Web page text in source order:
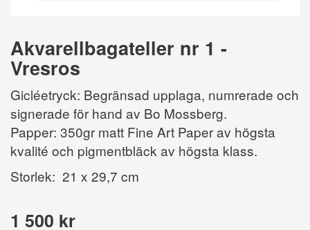
Akvarellbagateller nr 1 -
Vresros
Gicléetryck: Begränsad upplaga, numrerade och
signerade för hand av Bo Mossberg.
Papper: 350gr matt Fine Art Paper av högsta
kvalité och pigmentbläck av högsta klass.
Storlek: 21 x 29,7 cm
1 500 kr